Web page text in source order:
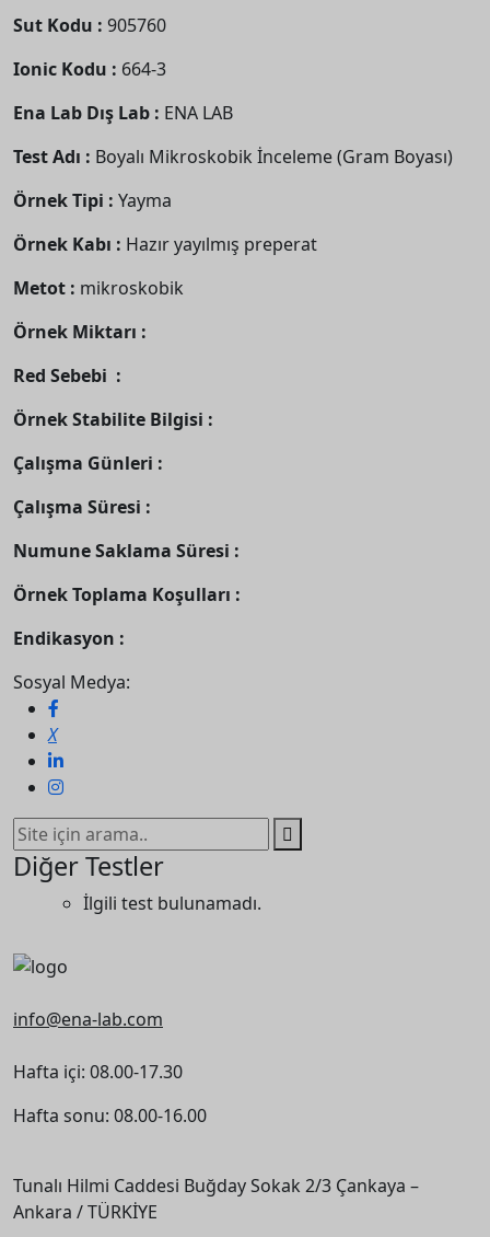
Sut Kodu : 905760
Ionic Kodu : 664-3
Ena Lab Dış Lab : ENA LAB
Test Adı : Boyalı Mikroskobik İnceleme (Gram Boyası)
Örnek Tipi : Yayma
Örnek Kabı : Hazır yayılmış preperat
Metot : mikroskobik
Örnek Miktarı :
Red Sebebi :
Örnek Stabilite Bilgisi :
Çalışma Günleri :
Çalışma Süresi :
Numune Saklama Süresi :
Örnek Toplama Koşulları :
Endikasyon :
Sosyal Medya:
Diğer Testler
İlgili test bulunamadı.
info@ena-lab.com
Hafta içi: 08.00-17.30
Hafta sonu: 08.00-16.00
Tunalı Hilmi Caddesi Buğday Sokak 2/3 Çankaya –
Ankara / TÜRKİYE